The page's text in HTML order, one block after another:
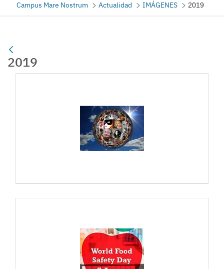
Campus Mare Nostrum Actualidad IMÁGENES 2019
2019